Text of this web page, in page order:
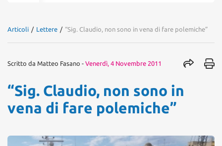
Articoli / Lettere / “Sig. Claudio, non sono in vena di fare polemiche”
Scritto da Matteo Fasano - Venerdì, 4 Novembre 2011
“Sig. Claudio, non sono in
vena di fare polemiche”